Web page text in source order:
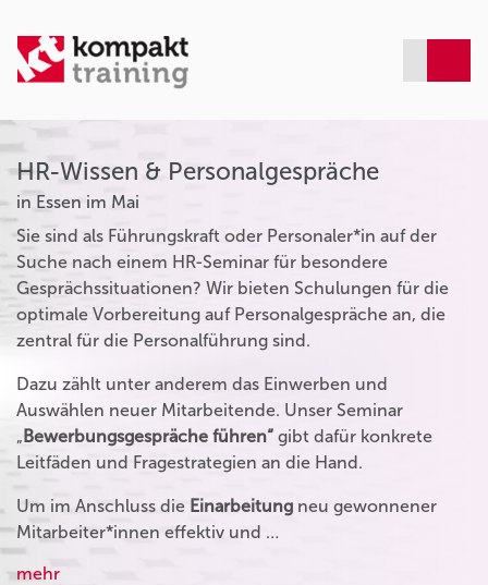
HR-Wissen & Personalgespräche
in Essen im Mai
Sie sind als Führungskraft oder Personaler*in auf der
Suche nach einem HR-Seminar für besondere
Gesprächssituationen? Wir bieten Schulungen für die
optimale Vorbereitung auf Personalgespräche an, die
zentral für die Personalführung sind.
Dazu zählt unter anderem das Einwerben und
Auswählen neuer Mitarbeitende. Unser Seminar
„Bewerbungsgespräche führen“ gibt dafür konkrete
Leitfäden und Fragestrategien an die Hand.
Um im Anschluss die Einarbeitung neu gewonnener
Mitarbeiter*innen effektiv und …
mehr